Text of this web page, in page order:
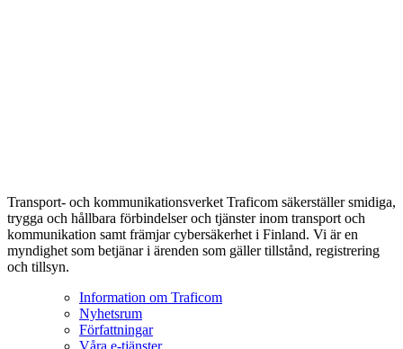
Transport- och kommunikationsverket Traficom säkerställer smidiga,
trygga och hållbara förbindelser och tjänster inom transport och
kommunikation samt främjar cybersäkerhet i Finland. Vi är en
myndighet som betjänar i ärenden som gäller tillstånd, registrering
och tillsyn.
Information om Traficom
Nyhetsrum
Författningar
Våra e-tjänster